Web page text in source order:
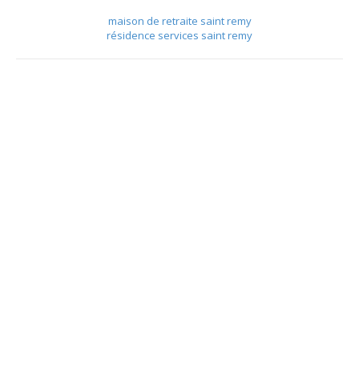
maison de retraite saint remy
résidence services saint remy